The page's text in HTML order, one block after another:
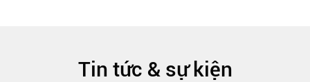
Tin tức & sự kiện